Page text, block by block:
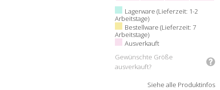
Lagerware (Lieferzeit: 1-2
Arbeitstage)
Bestellware (Lieferzeit: 7
Arbeitstage)
Ausverkauft
Gewünschte Größe
ausverkauft?
Siehe alle Produktinfos